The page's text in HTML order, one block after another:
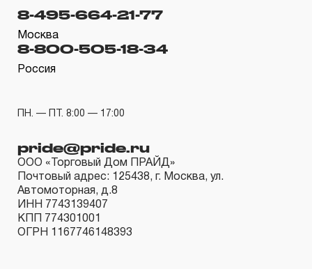
эксплуатации данного инструмента.
3.4.3 На группы шарнирно-губцевого инструмента,
ключей разводных и трубных рычажных, отверток с
разнообразными рабочими профилями,
ДВЕНАДЦАТЬ месяцев, кроме тех случаев, когда
функциональность вследствие естественного износа.
3.4.4 Пневмомеханический инструмент, включая
элементы пневмоподготовки и покрасочное
оборудование, попадает под действие «ограниченной
гарантии», срок которой определен в ДВЕНАДЦАТЬ
8-495-664-21-77
Москва
8-800-505-18-34
Россия
ПН. — ПТ. 8:00 — 17:00
pride@pride.ru
ООО «Торговый Дом ПРАЙД»
Почтовый адрес: 125438, г. Москва, ул.
Автомоторная, д.8
ИНН 7743139407
КПП 774301001
ОГРН 1167746148393